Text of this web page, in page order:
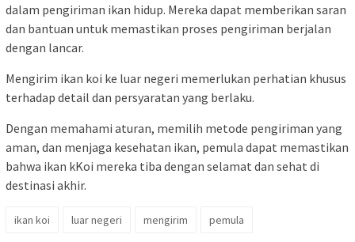
dalam pengiriman ikan hidup. Mereka dapat memberikan saran
dan bantuan untuk memastikan proses pengiriman berjalan
dengan lancar.
Mengirim ikan koi ke luar negeri memerlukan perhatian khusus
terhadap detail dan persyaratan yang berlaku.
Dengan memahami aturan, memilih metode pengiriman yang
aman, dan menjaga kesehatan ikan, pemula dapat memastikan
bahwa ikan kKoi mereka tiba dengan selamat dan sehat di
destinasi akhir.
ikan koi luar negeri mengirim pemula